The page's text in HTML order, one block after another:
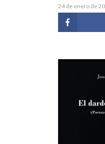
24 de enero de